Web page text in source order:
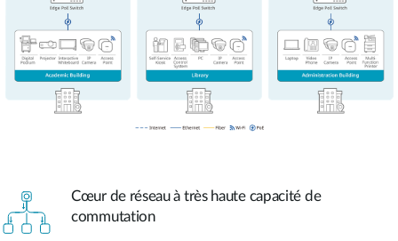
Cœur de réseau à très haute capacité de
commutation